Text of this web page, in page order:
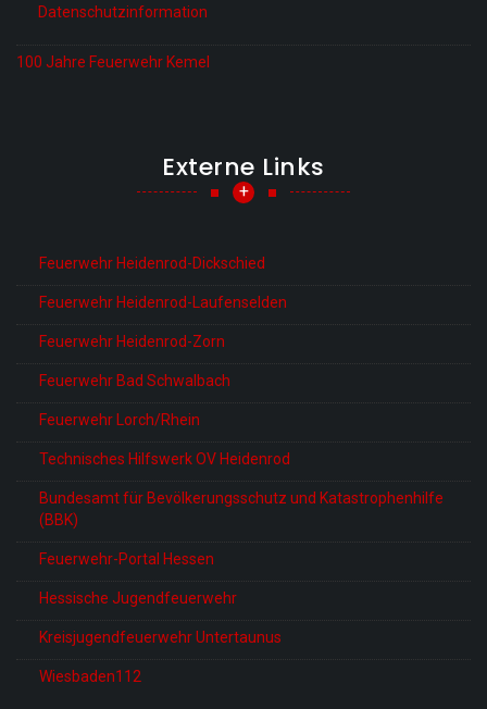
Datenschutzinformation
100 Jahre Feuerwehr Kemel
Externe Links
+
Feuerwehr Heidenrod-Dickschied
Feuerwehr Heidenrod-Laufenselden
Feuerwehr Heidenrod-Zorn
Feuerwehr Bad Schwalbach
Feuerwehr Lorch/Rhein
Technisches Hilfswerk OV Heidenrod
Bundesamt für Bevölkerungsschutz und Katastrophenhilfe
(BBK)
Feuerwehr-Portal Hessen
Hessische Jugendfeuerwehr
Kreisjugendfeuerwehr Untertaunus
Wiesbaden112